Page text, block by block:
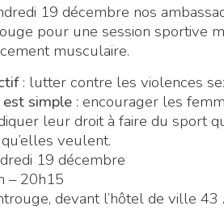
19 décembre nos
pour une session sportive
musculaire.
: lutter contre les violences
est simple : encourager les
leur droit à faire du sport
veulent.
19 décembre
– 20h15
devant l’hôtel de ville